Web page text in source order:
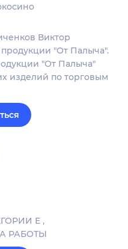
Виктор
"От Палыча".
"От Палыча"
изделий по торговым
Е ,
РАБОТЫ